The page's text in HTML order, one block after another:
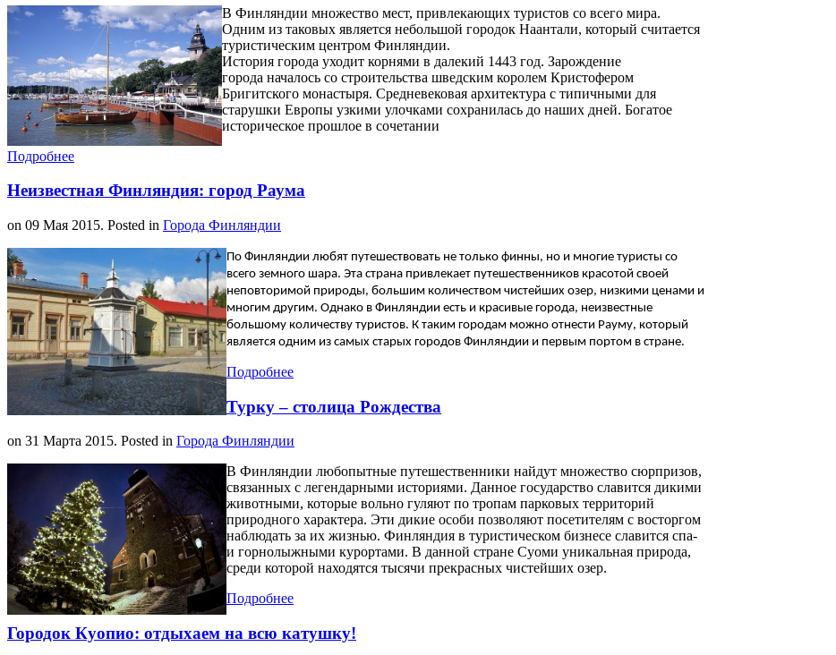
В Финляндии множество мест, привлекающих туристов со всего мира.
Одним из таковых является небольшой городок Наантали, который считается
туристическим центром Финляндии.
История города уходит корнями в далекий 1443 год. Зарождение
города началось со строительства шведским королем Кристофером
Бригитского монастыря. Средневековая архитектура с типичными для
старушки Европы узкими улочками сохранилась до наших дней. Богатое
историческое прошлое в сочетании
Подробнее
Неизвестная Финляндия: город Раума
on 09 Мая 2015. Posted in Города Финляндии
По Финляндии любят путешествовать не только финны, но и многие туристы со
всего земного шара. Эта страна привлекает путешественников красотой своей
неповторимой природы, большим количеством чистейших озер, низкими ценами и
многим другим. Однако в Финляндии есть и красивые города, неизвестные
большому количеству туристов. К таким городам можно отнести Рауму, который
является одним из самых старых городов Финляндии и первым портом в стране.
Подробнее
Турку – столица Рождества
on 31 Марта 2015. Posted in Города Финляндии
В Финляндии любопытные путешественники найдут множество сюрпризов,
связанных с легендарными историями. Данное государство славится дикими
животными, которые вольно гуляют по тропам парковых территорий
природного характера. Эти дикие особи позволяют посетителям с восторгом
наблюдать за их жизнью. Финляндия в туристическом бизнесе славится спа-
и горнолыжными курортами. В данной стране Суоми уникальная природа,
среди которой находятся тысячи прекрасных чистейших озер.
Подробнее
Городок Куопио: отдыхаем на всю катушку!